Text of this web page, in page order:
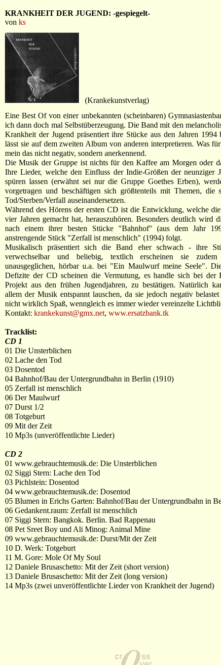
KRANKHEIT DER JUGEND: -gespiegelt-
von ks
(Krankekunstverlag)
Eine Best Of von einer unbekannten (scheinbaren)
ich dann doch mal Selbstüberzeugung. Die Band mit den
Krankheit der Jugend präsentiert ihre Stücke aus den Jahren 1994
lässt sie auf dem zweiten Album von anderen interpretieren. Was
mein das nicht negativ, sondern anerkennend.
Die Musik der Gruppe ist nichts für den Kaffee am Morgen oder
Ihre Lieder, welche den Einfluss der Indie-Größen der neunziger
spüren lassen (erwähnt sei nur die Gruppe Goethes Erben),
vorgetragen und beschäftigen sich größtenteils mit Themen, die
Tod/Sterben/Verfall auseinandersetzen.
Während des Hörens der ersten CD ist die Entwicklung, welche
vier Jahren gemacht hat, herauszuhören. Besonders deutlich wird
nach einem ihrer besten Stücke "Bahnhof" (aus dem Jahr
anstrengende Stück "Zerfall ist menschlich" (1994) folgt.
Musikalisch präsentiert sich die Band eher schwach - ihre
verwechselbar und beliebig, textlich erscheinen sie zudem
unausgeglichen, hörbar u.a. bei "Ein Maulwurf meine Seele".
Defizite der CD scheinen die Vermutung, es handle sich bei der
Projekt aus den frühen Jugendjahren, zu bestätigen. Natürlich
allem der Musik entspannt lauschen, da sie jedoch negativ
nicht wirklich Spaß, wenngleich es immer wieder vereinzelte
Kontakt: krankekunst@gmx.net, www.ersatzbank.tk
Tracklist:
CD 1
01 Die Unsterblichen
02 Lache den Tod
03 Dosentod
04 Bahnhof/Bau der Untergrundbahn in Berlin (1910)
05 Zerfall ist menschlich
06 Der Maulwurf
07 Durst 1/2
08 Totgeburt
09 Mit der Zeit
10 Mp3s (unveröffentlichte Lieder)
CD 2
01 www.gebrauchtemusik.de: Die Unsterblichen
02 Siggi Stern: Lache den Tod
03 Pichlstein: Dosentod
04 www.gebrauchtemusik.de: Dosentod
05 Blumen in Erichs Garten: Bahnhof/Bau der Untergrundbahn in
06 Gedankent.raum: Zerfall ist menschlich
07 Siggi Stern: Bangkok. Berlin. Bad Rappenau
08 Pet Sreet Boy und Ali Minog: Animal Mine
09 www.gebrauchtemusik.de: Durst/Mit der Zeit
10 D. Werk: Totgeburt
11 M. Gore: Mole Of My Soul
12 Daniele Brusaschetto: Mit der Zeit (short version)
13 Daniele Brusaschetto: Mit der Zeit (long version)
14 Mp3s (zwei unveröffentlichte Lieder von Krankheit der Jugend)